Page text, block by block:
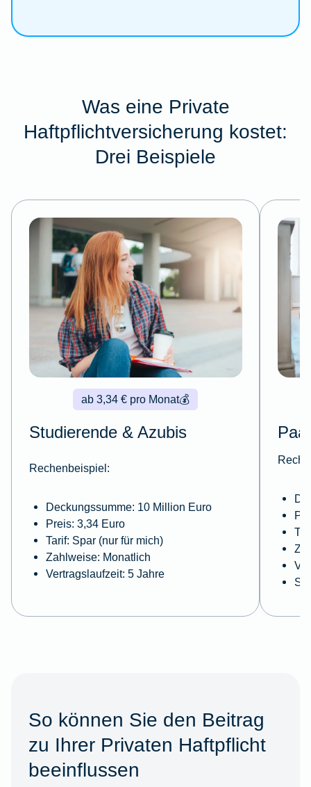
Was eine Private
Haftpflichtversicherung kostet:
Drei Beispiele
💰
ab 3,34 € pro Monat
Studierende & Azubis
Rechenbeispiel:
Deckungssumme: 10 Million Euro
Preis: 3,34 Euro
Tarif: Spar (nur für mich)
Zahlweise: Monatlich
Vertragslaufzeit: 5 Jahre
So können Sie den Beitrag
zu Ihrer Privaten Haftpflicht
beeinflussen